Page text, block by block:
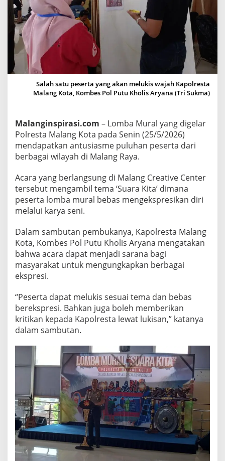
o
l
a
M
a
n
g
K
t
a
H
i
k
a
K
e
b
s
a
m
a
a
n
P
Salah satu peserta yang akan melukis wajah Kapolresta
Malang Kota, Kombes Pol Putu Kholis Aryana (Tri Sukma)
Malanginspirasi.com – Lomba Mural yang digelar
Polresta Malang Kota pada Senin (25/5/2026)
mendapatkan antusiasme puluhan peserta dari
berbagai wilayah di Malang Raya.
Acara yang berlangsung di Malang Creative Center
tersebut mengambil tema ‘Suara Kita’ dimana
peserta lomba mural bebas mengekspresikan diri
melalui karya seni.
Dalam sambutan pembukanya, Kapolresta Malang
Kota, Kombes Pol Putu Kholis Aryana mengatakan
bahwa acara dapat menjadi sarana bagi
masyarakat untuk mengungkapkan berbagai
ekspresi.
“Peserta dapat melukis sesuai tema dan bebas
berekspresi. Bahkan juga boleh memberikan
kritikan kepada Kapolresta lewat lukisan,” katanya
dalam sambutan.